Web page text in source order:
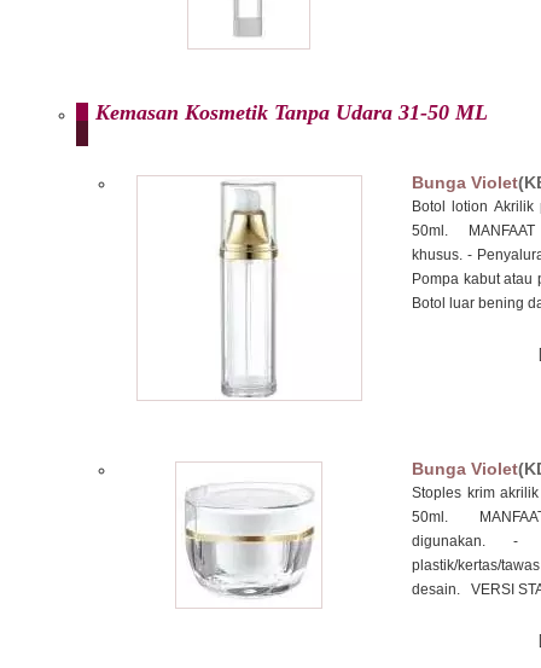
Kemasan Kosmetik Tanpa Udara 31-50 ML
Bunga Violet
Botol lotion
50ml. MANFAAT
khusus. -
Pompa kabut
Botol luar bening
Bunga Violet
Stoples krim
50ml.
digunakan. -
plastik/kertas/
desain. VERSI